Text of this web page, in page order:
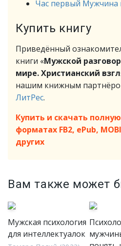
Час первый Мужчина
Купить книгу
Приведённый
книги «Мужской
мире. Христианский
нашим книжным
ЛитРес.
Купить и скачать
форматах FB2, ePub,
других
Вам также может
Мужская психология
для интеллектуалок